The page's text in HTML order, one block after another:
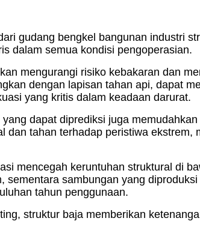
gudang bengkel bangunan industri
dalam semua kondisi pengoperasian.
mengurangi risiko kebakaran dan
dengan lapisan tahan api, dapat
yang kritis dalam keadaan darurat.
dapat diprediksi juga
dan tahan terhadap peristiwa ekstrem,
mencegah keruntuhan struktural di
sambungan yang
tahun penggunaan.
struktur baja memberikan